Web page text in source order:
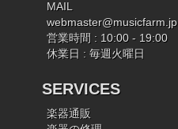
MAIL
webmaster@musicfarm.jp
営業時間 : 10:00 - 19:00
休業日 : 毎週火曜日
SERVICES
楽器通販